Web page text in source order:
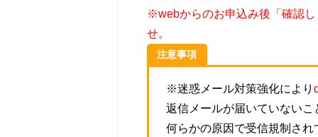
※webからのお申込み後「確認
せ。
注意事項
※迷惑メール対策強化により
返信メールが届いていない
何らかの原因で受信規制さ